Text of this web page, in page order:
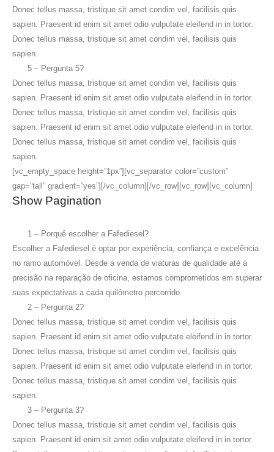
Donec tellus massa, tristique sit amet condim vel, facilisis quis
sapien. Praesent id enim sit amet odio vulputate eleifend in in tortor.
Donec tellus massa, tristique sit amet condim vel, facilisis quis
sapien.
5 – Pergunta 5?
Donec tellus massa, tristique sit amet condim vel, facilisis quis
sapien. Praesent id enim sit amet odio vulputate eleifend in in tortor.
Donec tellus massa, tristique sit amet condim vel, facilisis quis
sapien. Praesent id enim sit amet odio vulputate eleifend in in tortor.
Donec tellus massa, tristique sit amet condim vel, facilisis quis
sapien.
[vc_empty_space height=”1px”][vc_separator color=”custom”
gap=”tall” gradient=”yes”][/vc_column][/vc_row][vc_row][vc_column]
Show Pagination
1 – Porquê escolher a Fafediesel?
Escolher a Fafediesel é optar por experiência, confiança e excelência
no ramo automóvel. Desde a venda de viaturas de qualidade até à
precisão na reparação de oficina, estamos comprometidos em superar
suas expectativas a cada quilômetro percorrido.
2 – Pergunta 2?
Donec tellus massa, tristique sit amet condim vel, facilisis quis
sapien. Praesent id enim sit amet odio vulputate eleifend in in tortor.
Donec tellus massa, tristique sit amet condim vel, facilisis quis
sapien. Praesent id enim sit amet odio vulputate eleifend in in tortor.
Donec tellus massa, tristique sit amet condim vel, facilisis quis
sapien.
3 – Pergunta 3?
Donec tellus massa, tristique sit amet condim vel, facilisis quis
sapien. Praesent id enim sit amet odio vulputate eleifend in in tortor.